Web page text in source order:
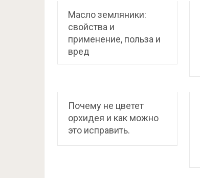
Масло земляники:
свойства и
применение, польза и
вред
Почему не цветет
орхидея и как можно
это исправить.